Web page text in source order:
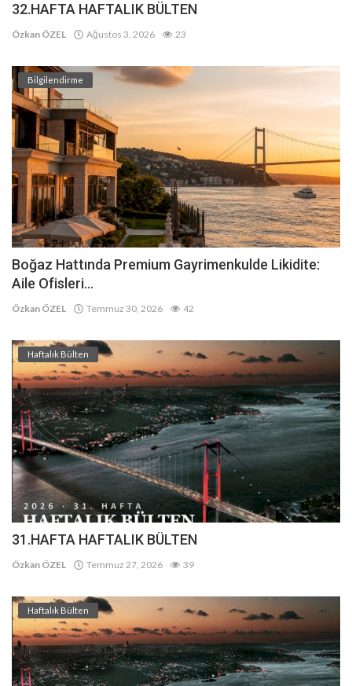
32.HAFTA HAFTALIK BÜLTEN
Özkan ÖZEL Ağustos 3, 2026 23
Bilgilendirme
Boğaz Hattında Premium Gayrimenkulde Likidite:
Aile Ofisleri...
Özkan ÖZEL Temmuz 30, 2026 42
Haftalık Bülten
31.HAFTA HAFTALIK BÜLTEN
Özkan ÖZEL Temmuz 27, 2026 39
Haftalık Bülten